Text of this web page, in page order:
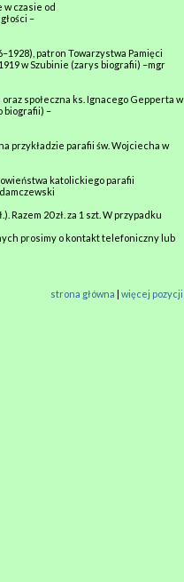
w czasie od
–
patron Towarzystwa Pamięci
w Szubinie (zarys biografii) –mgr
społeczna ks. Ignacego Gepperta w
biografii) –
przykładzie parafii św. Wojciecha w
katolickiego parafii
Razem 20 zł. za 1 szt. W przypadku
prosimy o kontakt telefoniczny lub
strona główna | więcej pozycji